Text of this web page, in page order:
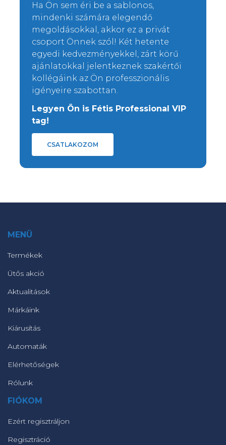
Ha Ön sem éri be a sablonos,
mindenki számára elegendő
megoldásokkal, akkor ez a privát
csoport Önnek szól! Két hetente
egyedi kedvezményekkel, zárt körű
ajánlatokkal jelentkeznek szakértői
kollégáink az Ön professzionális
igényeire szabottan.
Legyen Ön is Fétis Professional VIP
tag!
CSATLAKOZOM
MENÜ
Termékek
Ütős akció
Aktualitások
Márkáink
Kiárusítás
Automaták
Elérhetőségek
Rólunk
FIÓKOM
Ezért regisztráljon
Regisztráció